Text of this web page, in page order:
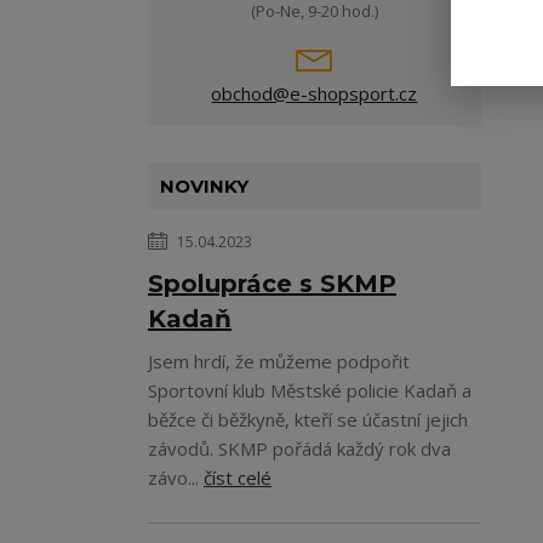
(Po-Ne, 9-20 hod.)
obchod@e-shopsport.cz
NOVINKY
15.04.2023
Spolupráce s SKMP
Kadaň
Jsem hrdí, že můžeme podpořit
Sportovní klub Městské policie Kadaň a
běžce či běžkyně, kteří se účastní jejich
závodů. SKMP pořádá každý rok dva
závo... číst celé